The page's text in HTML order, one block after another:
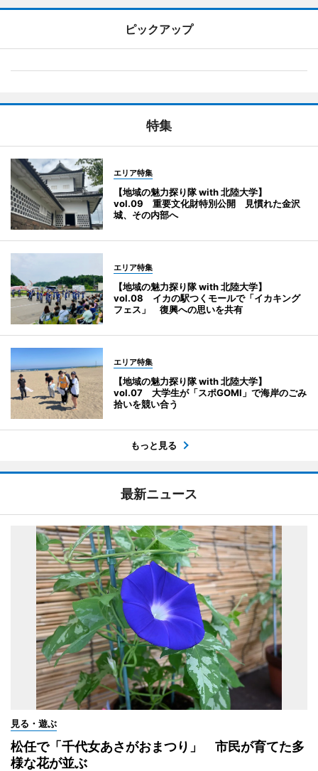
ピックアップ
特集
エリア特集
【地域の魅力探り隊 with 北陸大学】
vol.09 重要文化財特別公開 見慣れた金沢
城、その内部へ
エリア特集
【地域の魅力探り隊 with 北陸大学】
vol.08 イカの駅つくモールで「イカキング
フェス」 復興への思いを共有
エリア特集
【地域の魅力探り隊 with 北陸大学】
vol.07 大学生が「スポGOMI」で海岸のごみ
拾いを競い合う
もっと見る
最新ニュース
見る・遊ぶ
松任で「千代女あさがおまつり」 市民が育てた多
様な花が並ぶ